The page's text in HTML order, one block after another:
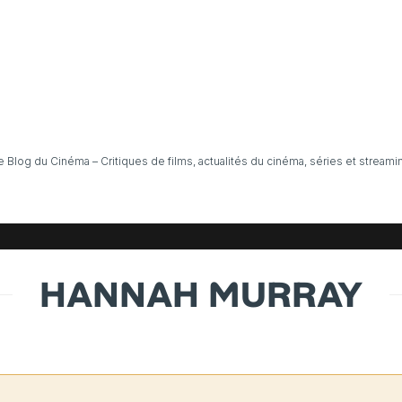
Blog du Cinéma – Critiques de films, actualités du cinéma, séries et
HANNAH MURRAY